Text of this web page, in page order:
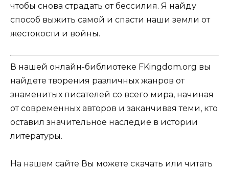
чтобы снова страдать от бессилия. Я найду
способ выжить самой и спасти наши земли от
жестокости и войны.
В нашей онлайн-библиотеке FKingdom.org вы
найдете творения различных жанров от
знаменитых писателей со всего мира, начиная
от современных авторов и заканчивая теми, кто
оставил значительное наследие в истории
литературы.
На нашем сайте Вы можете скачать или читать